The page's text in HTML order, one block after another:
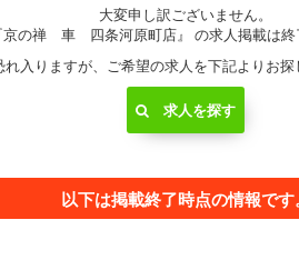
大変申し訳ございません。
京の禅 車 四条河原町店』 の求人掲載は終
れ入りますが、ご希望の求人を下記よりお探
求人を探す
以下は掲載終了時点の情報です